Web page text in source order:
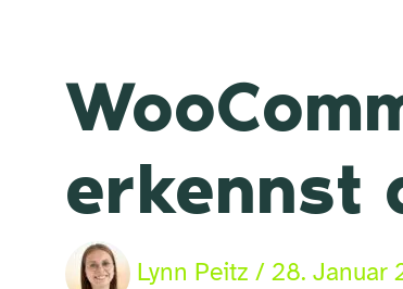
erkennst
Lynn Peitz / 28. Januar